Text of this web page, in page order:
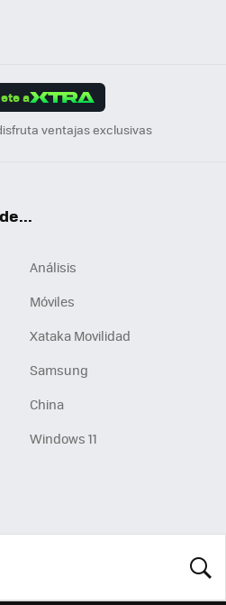
a
ventajas exclusivas
Análisis
Móviles
Xataka Movilidad
Samsung
China
Windows 11